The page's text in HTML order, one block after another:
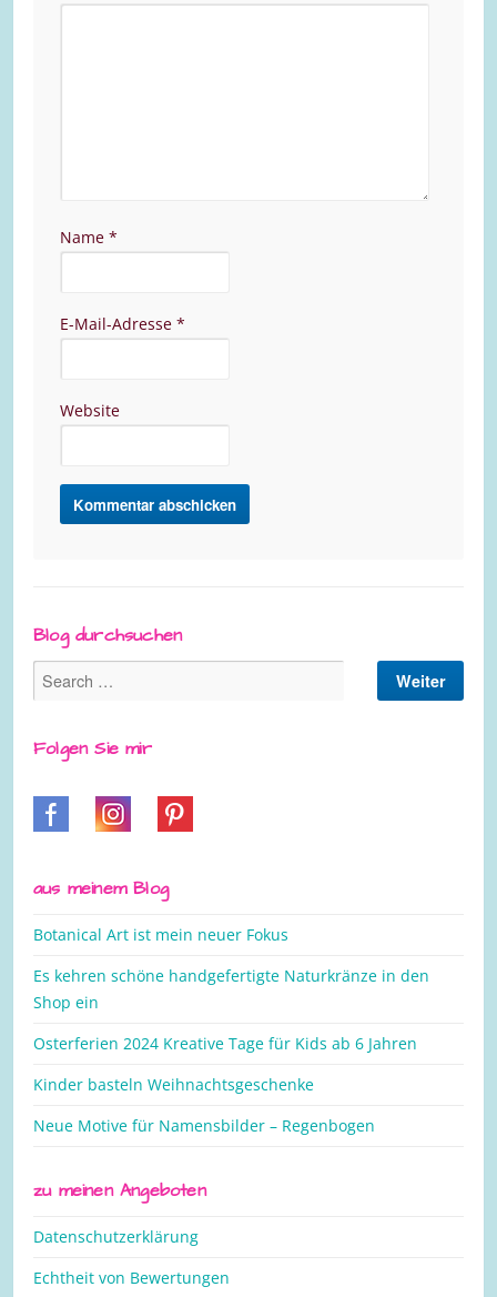
Name *
E-Mail-Adresse *
Website
Blog durchsuchen
Folgen Sie mir
aus meinem Blog
Botanical Art ist mein neuer Fokus
Es kehren schöne handgefertigte Naturkränze in den
Shop ein
Osterferien 2024 Kreative Tage für Kids ab 6 Jahren
Kinder basteln Weihnachtsgeschenke
Neue Motive für Namensbilder – Regenbogen
zu meinen Angeboten
Datenschutzerklärung
Echtheit von Bewertungen